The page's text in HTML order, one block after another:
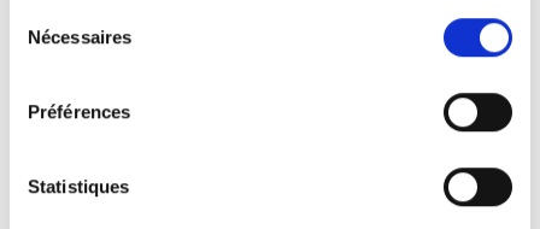
Nécessaires
Préférences
Statistiques
Populaire periodes zoals vakanties en feestdagen
kunnen snel volgeboekt raken.
Lees ervaringen van eerdere gasten om een goed
Ik reserveer